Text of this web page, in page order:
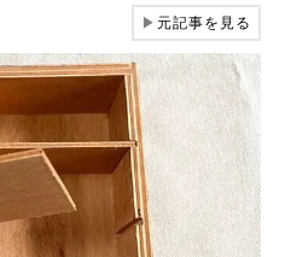
▶元記事を見る